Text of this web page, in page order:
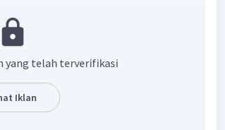
x harusnya 3
yang telah terverifikasi
Iklan